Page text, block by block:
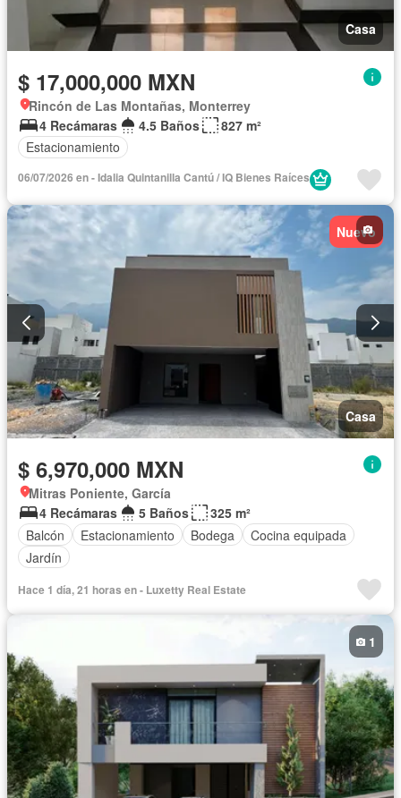
Casa
$ 17,000,000 MXN
Rincón de Las Montañas, Monterrey
4 Recámaras
4.5 Baños
827 m²
Estacionamiento
06/07/2026 en - Idalia Quintanilla Cantú / IQ Bienes Raíces
Nuevo
Casa
$ 6,970,000 MXN
Mitras Poniente, García
4 Recámaras
5 Baños
325 m²
Balcón
Estacionamiento Bodega
Cocina equipada
Jardín
Hace 1 día, 21 horas en - Luxetty Real Estate
1